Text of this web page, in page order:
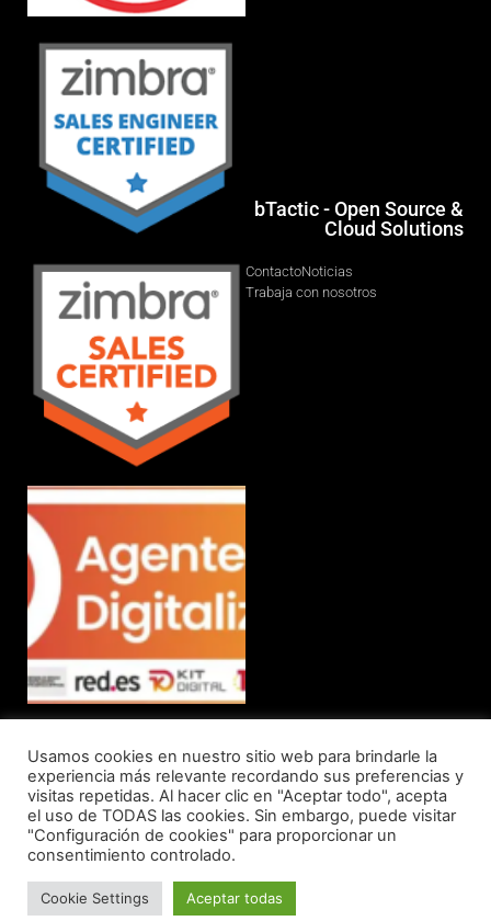
bTactic - Open Source &
Cloud Solutions
ContactoNoticias
Trabaja con nosotros
© 2023 bTactic | Aviso Legal & Política de Privacidad | Política de Cookies
Usamos cookies en nuestro sitio web para brindarle la
experiencia más relevante recordando sus preferencias y
visitas repetidas. Al hacer clic en "Aceptar todo", acepta
el uso de TODAS las cookies. Sin embargo, puede visitar
"Configuración de cookies" para proporcionar un
consentimiento controlado.
Cookie Settings Aceptar todas
Español